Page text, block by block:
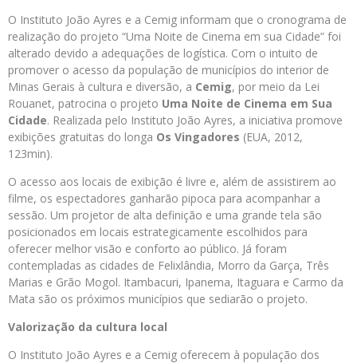
O Instituto João Ayres e a Cemig informam que o cronograma de
realização do projeto “Uma Noite de Cinema em sua Cidade” foi
alterado devido a adequações de logística. Com o intuito de
promover o acesso da população de municípios do interior de
Minas Gerais à cultura e diversão, a Cemig, por meio da Lei
Rouanet, patrocina o projeto Uma Noite de Cinema em Sua
Cidade. Realizada pelo Instituto João Ayres, a iniciativa promove
exibições gratuitas do longa Os Vingadores (EUA, 2012,
123min).
O acesso aos locais de exibição é livre e, além de assistirem ao
filme, os espectadores ganharão pipoca para acompanhar a
sessão. Um projetor de alta definição e uma grande tela são
posicionados em locais estrategicamente escolhidos para
oferecer melhor visão e conforto ao público. Já foram
contempladas as cidades de Felixlândia, Morro da Garça, Três
Marias e Grão Mogol. Itambacuri, Ipanema, Itaguara e Carmo da
Mata são os próximos municípios que sediarão o projeto.
Valorização da cultura local
O Instituto João Ayres e a Cemig oferecem à população dos